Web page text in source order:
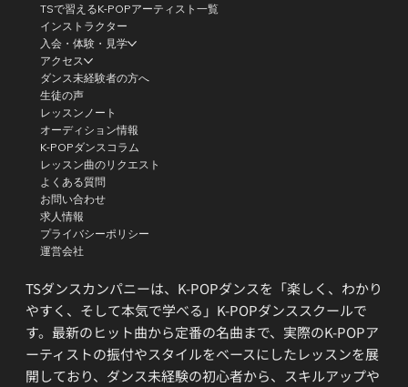
TSダンスカンパニーは、K-POPダンスを「楽しく、わかり
やすく、そして本気で学べる」K-POPダンススクールで
す。最新のヒット曲から定番の名曲まで、実際のK-POPア
ーティストの振付やスタイルをベースにしたレッスンを展
開しており、ダンス未経験の初心者から、スキルアップや
TSで習えるK-POPアーティスト一覧
インストラクター
入会・体験・見学
アクセス
ダンス未経験者の方へ
生徒の声
レッスンノート
オーディション情報
K-POPダンスコラム
レッスン曲のリクエスト
よくある質問
お問い合わせ
求人情報
プライバシーポリシー
運営会社